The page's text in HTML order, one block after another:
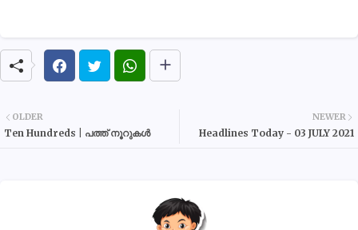
NEWER
Headlines Today - 03 JULY 2021
OLDER
Ten Hundreds | പത്ത് നൂറുകൾ